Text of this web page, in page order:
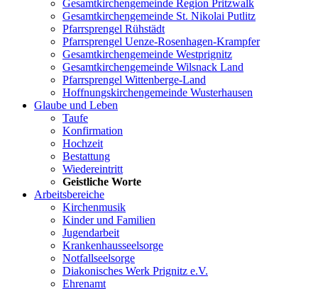
Gesamtkirchengemeinde Region Pritzwalk
Gesamtkirchengemeinde St. Nikolai Putlitz
Pfarrsprengel Rühstädt
Pfarrsprengel Uenze-Rosenhagen-Krampfer
Gesamtkirchengemeinde Westprignitz
Gesamtkirchengemeinde Wilsnack Land
Pfarrsprengel Wittenberge-Land
Hoffnungskirchengemeinde Wusterhausen
Glaube und Leben
Taufe
Konfirmation
Hochzeit
Bestattung
Wiedereintritt
Geistliche Worte
Arbeitsbereiche
Kirchenmusik
Kinder und Familien
Jugendarbeit
Krankenhausseelsorge
Notfallseelsorge
Diakonisches Werk Prignitz e.V.
Ehrenamt